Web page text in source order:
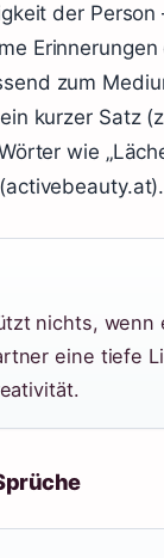
der
zum
kurzer Satz
wie
nichts,
eine tiefe